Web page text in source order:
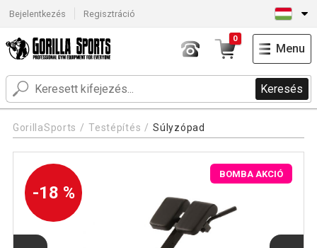
Bejelentkezés Regisztráció
Keresés
0
Menu
GorillaSports Testépítés Súlyzópad
-18 %
BOMBA AKCIÓ